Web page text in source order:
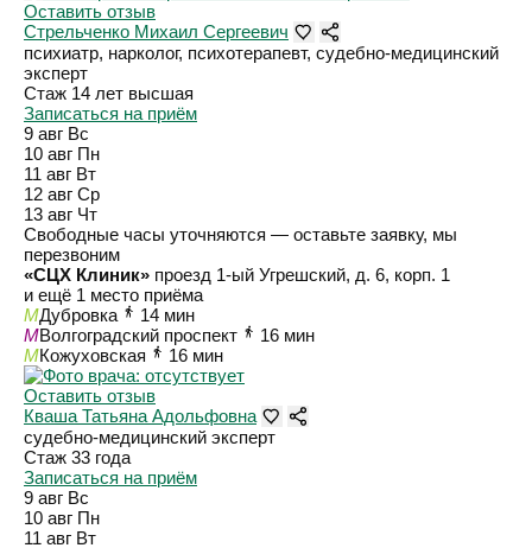
Оставить отзыв
Стрельченко Михаил Сергеевич
психиатр, нарколог, психотерапевт, судебно-медицинский
эксперт
Стаж 14 лет высшая
Записаться на приём
9 авг Вс
10 авг Пн
11 авг Вт
12 авг Ср
13 авг Чт
Свободные часы уточняются — оставьте заявку, мы
перезвоним
«СЦХ Клиник» проезд 1-ый Угрешский, д. 6, корп. 1
и ещё 1 место приёма
MДубровка
14 мин
MВолгоградский проспект
16 мин
MКожуховская
16 мин
Оставить отзыв
Кваша Татьяна Адольфовна
судебно-медицинский эксперт
Стаж 33 года
Записаться на приём
9 авг Вс
10 авг Пн
11 авг Вт